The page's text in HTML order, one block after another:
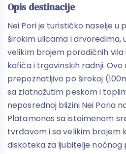
Opis destinacije
Nei Pori je turističko naselje u
širokim ulicama i
velikim brojem porodičnih
kafića i trgovinskih radnji. Ovo
prepoznatljivo po širokoj
sa zlatnožutim peskom i
neposrednoj blizini Nei Poria
Platamonas sa istoimenom
tvrđavom i sa velikim brojem
diskoteka za ljubitelje noćnog